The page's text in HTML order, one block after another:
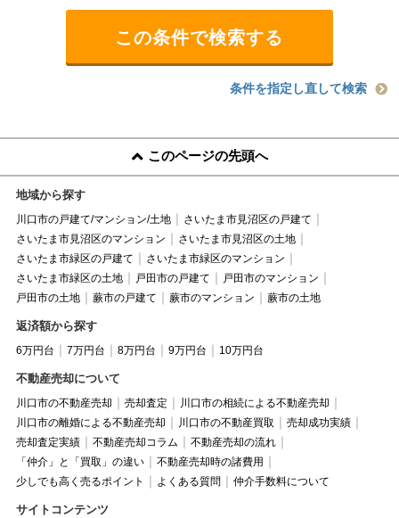
条件を指定し直して検索
このページの先頭へ
地域から探す
川口市の戸建て/マンション/土地
さいたま市見沼区の戸建て
さいたま市見沼区のマンション
さいたま市見沼区の土地
さいたま市緑区の戸建て
さいたま市緑区のマンション
さいたま市緑区の土地
戸田市の戸建て
戸田市のマンション
戸田市の土地
蕨市の戸建て 蕨市のマンション 蕨市の土地
返済額から探す
6万円台 7万円台 8万円台 9万円台 10万円台
不動産売却について
川口市の不動産売却 売却査定
川口市の相続による不動産売却
川口市の離婚による不動産売却
川口市の不動産買取
売却成功実績
売却査定実績
不動産売却コラム
不動産売却の流れ
「仲介」と「買取」の違い
不動産売却時の諸費用
少しでも高く売るポイント
よくある質問 仲介手数料について
サイトコンテンツ